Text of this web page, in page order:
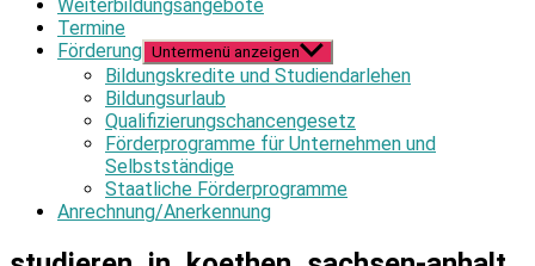
Weiterbildungsangebote
Termine
Förderung Untermenü anzeigen
Bildungskredite und Studiendarlehen
Bildungsurlaub
Qualifizierungschancengesetz
Förderprogramme für Unternehmen und
Selbstständige
Staatliche Förderprogramme
Anrechnung/Anerkennung